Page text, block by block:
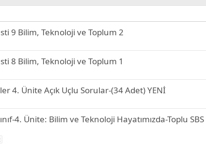
9 Bilim, Teknoloji ve Toplum 2
8 Bilim, Teknoloji ve Toplum 1
4. Ünite Açık Uçlu Sorular-(34 Adet) YENİ
4. Ünite: Bilim ve Teknoloji Hayatımızda-Toplu